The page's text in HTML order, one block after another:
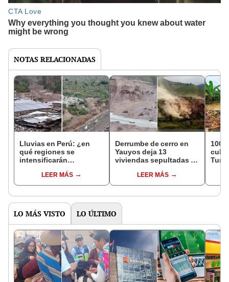
NOTAS RELACIONADAS
Lluvias en Perú: ¿en
qué regiones se
intensificarán
LEER MÁS
Derrumbe de cerro en
Yauyos deja 13
viviendas sepultadas e
LEER MÁS
LO MÁS VISTO LO ÚLTIMO